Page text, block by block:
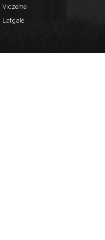
Vidzeme
Latgale